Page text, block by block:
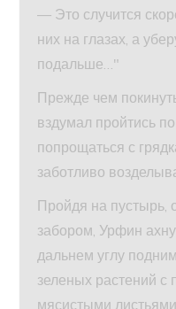
— Это случится
них на глазах, а
подальше…"
Прежде чем
вздумал пройтись
попрощаться с
заботливо
Пройдя на пустырь,
забором, Урфин
дальнем углу
зеленых растений с
мясистыми